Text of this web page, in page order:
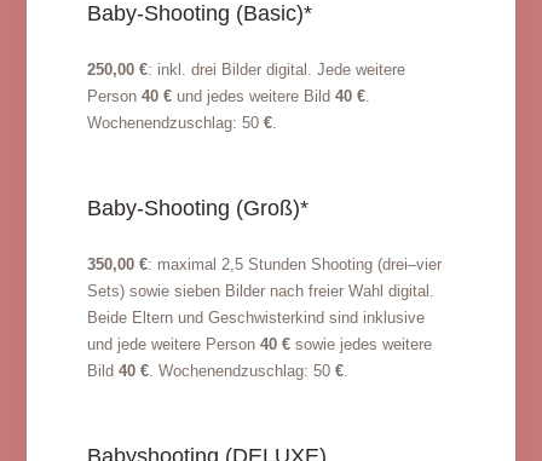
Baby-Shooting (Basic)*
250,00 €: inkl. drei Bilder digital. Jede weitere
Person40 € und jedes weitere Bild40 €.
Wochenendzuschlag: 50€.
Baby-Shooting (Groß)*
350,00 €: maximal 2,5 Stunden Shooting (drei–vier
Sets) sowie sieben Bilder nach freier Wahl digital.
Beide Eltern und Geschwisterkind sind inklusive
und jede weitere Person40 €sowie jedes weitere
Bild40 €. Wochenendzuschlag: 50€.